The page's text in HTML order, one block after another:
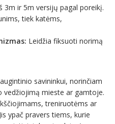
3m ir 5m versijų pagal poreikį.
tiek katėms,
Leidžia fiksuoti norimą
savininkui, norinčiam
vedžiojimą mieste ar gamtoje.
treniruotėms ar
ypač pravers tiems, kurie